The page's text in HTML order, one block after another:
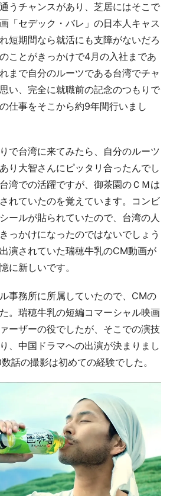
うチャンスがあり、芝居にはそこで
「セデック・バレ」の日本人キャス
短期間なら就活にも支障がないだろ
ことがきっかけで4月の入社まであ
まで自分のルーツである台湾でチャ
い、完全に就職前の記念のつもりで
仕事をそこから約9年間行いまし
で台湾に来てみたら、自分のルーツ
り大智さんにピッタリ合ったんでし
湾での活躍ですが、御茶園のＣＭは
れていたのを覚えています。コンビ
ールが貼られていたので、台湾の人
っかけになったのではないでしょう
演されていた瑞穂牛乳のCM動画が
に新しいです。
事務所に所属していたので、CMの
。瑞穂牛乳の短編コマーシャル映画
ーザーの役でしたが、そこでの演技
、中国ドラマへの出演が決まりまし
話の撮影は初めての経験でした。